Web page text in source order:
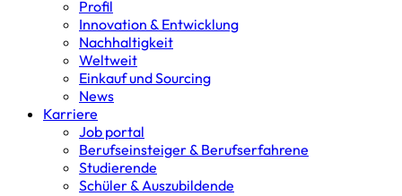
Profil
Innovation & Entwicklung
Nachhaltigkeit
Weltweit
Einkauf und Sourcing
News
Karriere
Job portal
Berufseinsteiger & Berufserfahrene
Studierende
Schüler & Auszubildende